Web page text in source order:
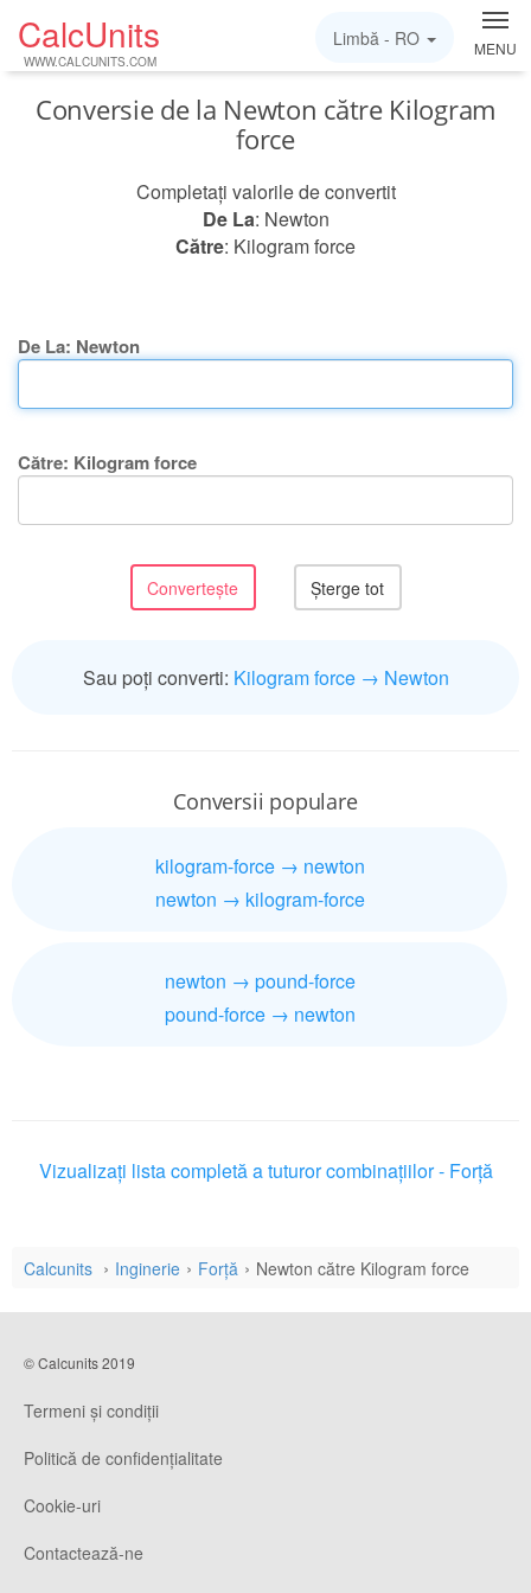
CalcUnits
WWW.CALCUNITS.COM
MENU
Limbă - RO
Conversie de la Newton către Kilogram
force
Completați valorile de convertit
De La: Newton
Către: Kilogram force
De La: Newton
Către: Kilogram force
Sau poți converti: Kilogram force → Newton
Conversii populare
kilogram-force → newton
newton → kilogram-force
newton → pound-force
pound-force → newton
Vizualizați lista completă a tuturor combinațiilor - Forță
Calcunits Inginerie Forță Newton către Kilogram force
© Calcunits 2019
Termeni și condiții
Politică de confidențialitate
Cookie-uri
Contactează-ne